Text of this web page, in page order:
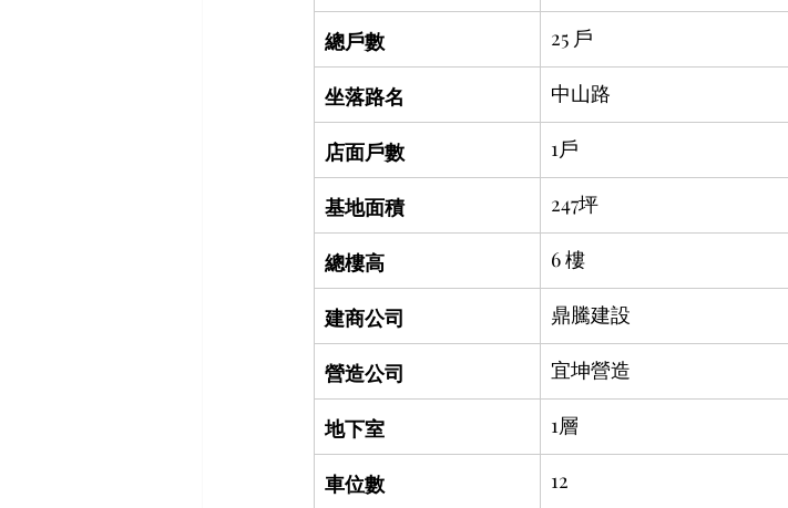
總戶數 25 戶
坐落路名 中山路
店面戶數 1戶
基地面積 247坪
總樓高 6 樓
建商公司 鼎騰建設
營造公司 宜坤營造
地下室 1層
車位數 12